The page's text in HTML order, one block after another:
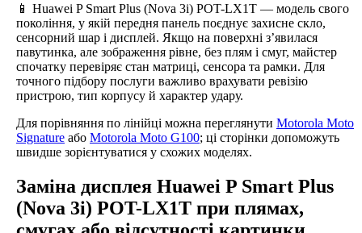
📱 Huawei P Smart Plus (Nova 3i) POT-LX1T — модель свого
покоління, у якій передня панель поєднує захисне скло,
сенсорний шар і дисплей. Якщо на поверхні з’явилася
павутинка, але зображення рівне, без плям і смуг, майстер
спочатку перевіряє стан матриці, сенсора та рамки. Для
точного підбору послуги важливо врахувати ревізію
пристрою, тип корпусу й характер удару.
Для порівняння по лінійці можна переглянути Motorola Moto
Signature або Motorola Moto G100; ці сторінки допоможуть
швидше зорієнтуватися у схожих моделях.
Заміна дисплея Huawei P Smart Plus
(Nova 3i) POT-LX1T при плямах,